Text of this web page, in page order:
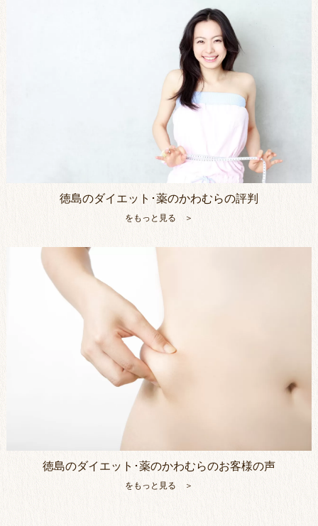
徳島のダイエット･薬のかわむらの評判
をもっと見る ＞
徳島のダイエット･薬のかわむらのお客様の声
をもっと見る ＞